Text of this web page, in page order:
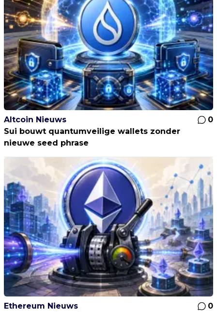
Altcoin Nieuws
0
Sui bouwt quantumveilige wallets zonder
nieuwe seed phrase
Ethereum Nieuws
0